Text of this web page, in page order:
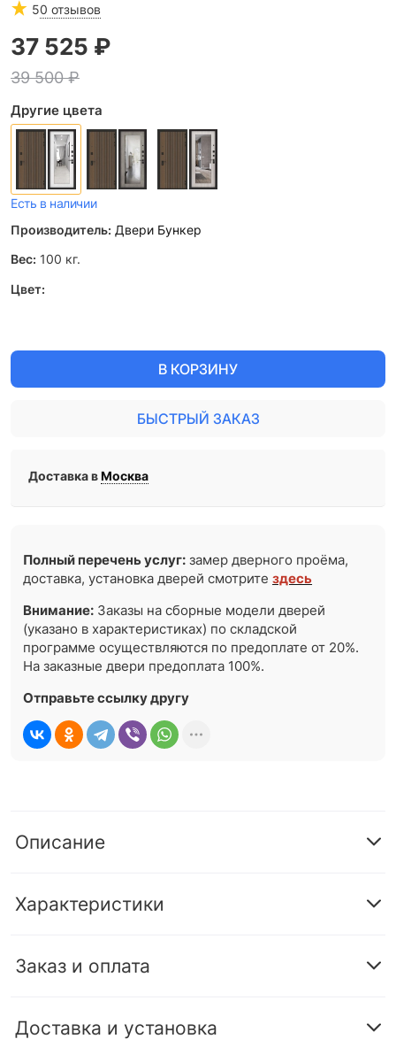
50 отзывов
39 500 ₽
37 525 ₽
Другие цвета
Есть в наличии
Производитель: Двери Бункер
Вес: 100 кг.
Цвет:
В КОРЗИНУ
БЫСТРЫЙ ЗАКАЗ
Доставка вМосква
Полный перечень услуг: замер дверного проёма,
доставка, установка дверей смотритездесь
Внимание: Заказы на сборные модели дверей
(указано в характеристиках) по складской
программе осуществляются по предоплате от 20%.
На заказные двери предоплата 100%.
Отправьте ссылку другу
Описание
Характеристики
Заказ и оплата
Доставка и установка